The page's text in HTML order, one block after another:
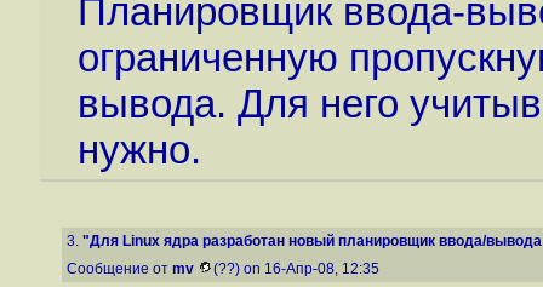
Планировщик ввода-
ограниченную
вывода. Для него
нужно.
3. "Для Linux ядра разработан новый планировщик ввода/
Сообщение от mv (??) on 16-Апр-08, 12:35